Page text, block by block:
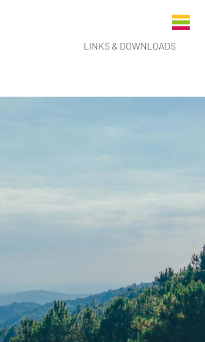
LINKS & DOWNLOADS